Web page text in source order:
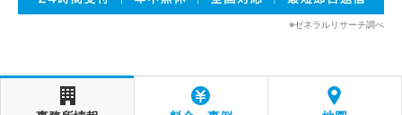
※ゼネラルリサーチ調べ